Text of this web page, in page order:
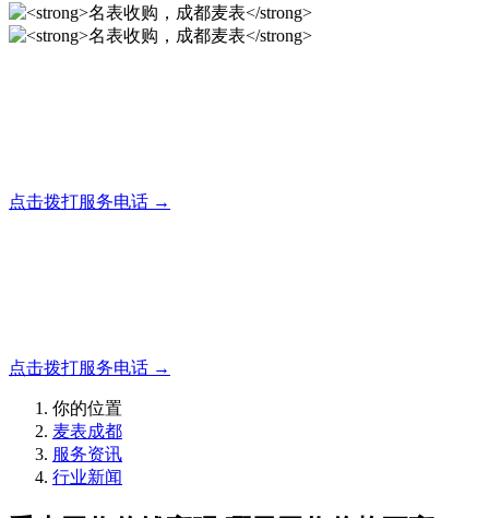
点击拨打服务电话 →
点击拨打服务电话 →
你的位置
麦表成都
服务资讯
行业新闻